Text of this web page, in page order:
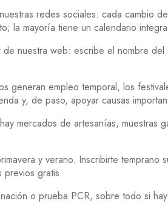
redes sociales: cada cambio
la mayoría tiene un calendario
nuestra web: escribe el nombre del
generan empleo temporal, los
y, de paso, apoyar causas
mercados de artesanías, muestras
y verano. Inscribirte temprano
gratis.
o prueba PCR, sobre todo si